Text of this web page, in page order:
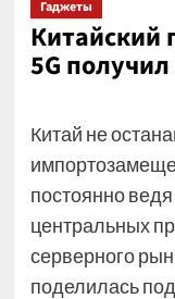
Гаджеты
Китайский
5G
Китай не
постоянно
центральных
серверного
поделилась